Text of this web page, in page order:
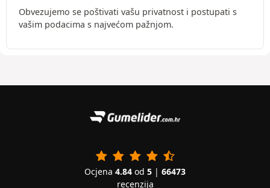
Obvezujemo se poštivati vašu privatnost i postupati s
vašim podacima s najvećom pažnjom.
Ocjena 4.84 od 5 | 66473
recenzija